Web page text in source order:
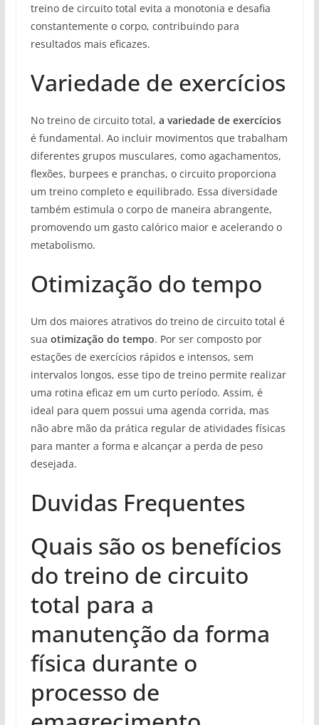
treino de circuito total evita a monotonia e desafia
constantemente o corpo, contribuindo para
resultados mais eficazes.
Variedade de exercícios
No treino de circuito total, a variedade de exercícios
é fundamental. Ao incluir movimentos que trabalham
diferentes grupos musculares, como agachamentos,
flexões, burpees e pranchas, o circuito proporciona
um treino completo e equilibrado. Essa diversidade
também estimula o corpo de maneira abrangente,
promovendo um gasto calórico maior e acelerando o
metabolismo.
Otimização do tempo
Um dos maiores atrativos do treino de circuito total é
sua otimização do tempo. Por ser composto por
estações de exercícios rápidos e intensos, sem
intervalos longos, esse tipo de treino permite realizar
uma rotina eficaz em um curto período. Assim, é
ideal para quem possui uma agenda corrida, mas
não abre mão da prática regular de atividades físicas
para manter a forma e alcançar a perda de peso
desejada.
Duvidas Frequentes
Quais são os benefícios
do treino de circuito
total para a
manutenção da forma
física durante o
processo de